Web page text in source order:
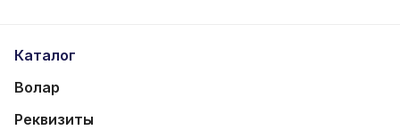
Каталог
Волар
Реквизиты